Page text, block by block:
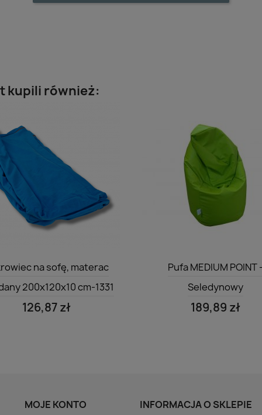
kupili również:
Szybki podgląd
na sofę, materac
200x120x10 cm-1331
126,87 zł
 Szybki podgląd
Pufa MEDIUM POINT -
Seledynowy
189,89 zł
MOJE KONTO INFORMACJA O SKLEPIE